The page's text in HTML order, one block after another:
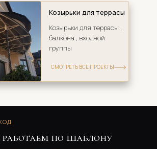
Козырьки для террасы ,
балкона , входной
группы
Козырьки для террасы
СМОТРЕТЬ ВСЕ ПРОЕКТЫ
по шаблону